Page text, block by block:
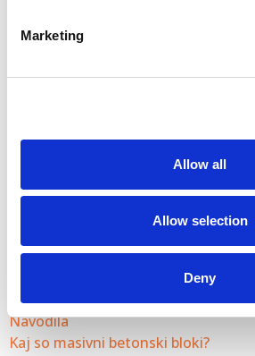
Marketing
Allow all
Allow selection
Deny
Uporabne povezave
Delilnik
Aplikacije
Navodila
Kaj so masivni betonski bloki?